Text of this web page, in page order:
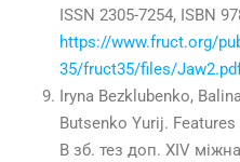
ISSN 2305-7254, ISBN
https://www.fruct.org/
35/fruct35/files/
Iryna Bezklubenko,
Butsenko Yurij. Features
В зб. тез доп. XІ V